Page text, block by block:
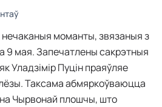
моманты, звязаныя з
9 мая. Запечатлены сакрэтныя
Уладзімір Пуцін праяўляе
Таксама абмяркоўваюцца
на Чырвонай плошчы, што